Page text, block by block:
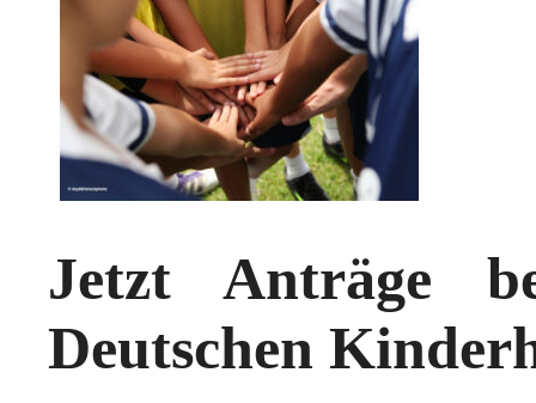
Jetzt Anträge
Deutschen